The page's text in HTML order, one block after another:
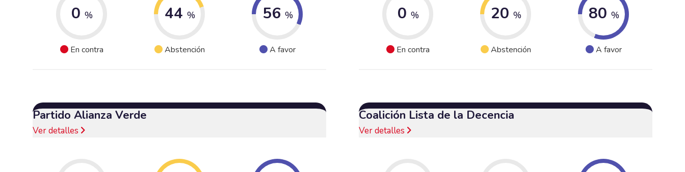
0 %
En contra
44 %
Abstención
56 %
A favor
0 %
En contra
20 %
Abstención
80 %
A favor
Partido Alianza Verde
Ver detalles
Coalición Lista de la Decencia
Ver detalles